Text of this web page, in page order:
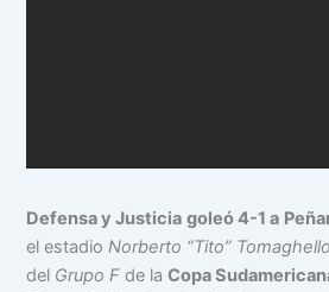
Defensa y Justicia goleó 4-1 a
el estadioNorberto “Tito” Tomaghello
del Grupo F de laCopa